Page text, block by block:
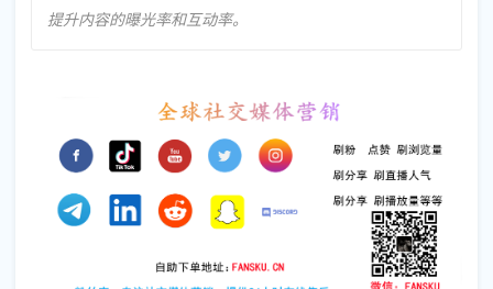
提升内容的曝光率和互动率。